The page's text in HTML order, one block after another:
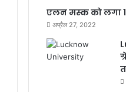
एलन मस्क को लगा
अप्रैल 27, 2022